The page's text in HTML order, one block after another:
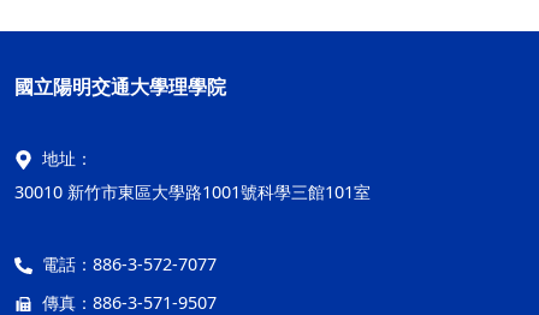
國立陽明交通大學理學院
地址：
30010 新竹市東區大學路1001號科學三館101室
電話： 886-3-572-7077
傳真： 886-3-571-9507